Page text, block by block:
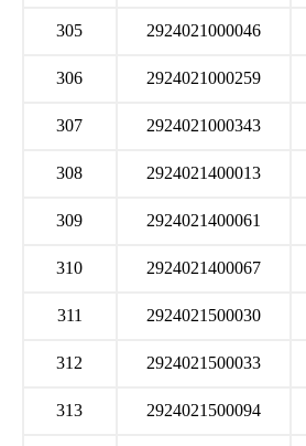
305 2924021000046
306 2924021000259
307 2924021000343
308 2924021400013
309 2924021400061
310 2924021400067
311 2924021500030
312 2924021500033
313 2924021500094